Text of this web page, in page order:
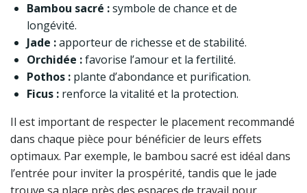
Bambou sacré :symbole de chance et de
longévité.
Jade :apporteur de richesse et de stabilité.
Orchidée :favorise l’amour et la fertilité.
Pothos : plante d’abondance et purification.
Ficus : renforce la vitalité et la protection.
Il est important de respecter le placement recommandé
dans chaque pièce pour bénéficier de leurs effets
optimaux. Par exemple, le bambou sacré est idéal dans
l’entrée pour inviter la prospérité, tandis que le jade